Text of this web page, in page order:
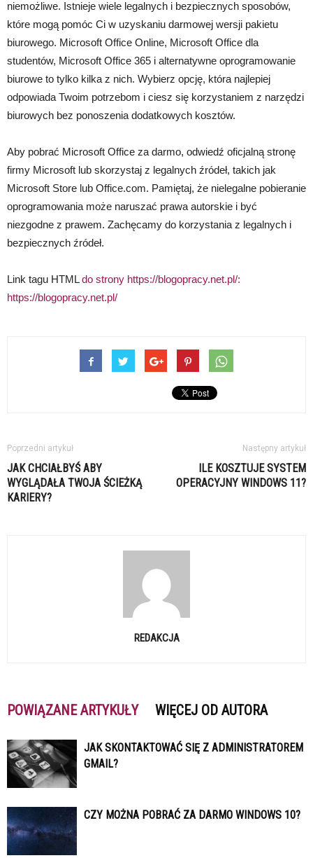
niemożliwe. Istnieje wiele legalnych i bezpiecznych sposobów,
które mogą pomóc Ci w uzyskaniu darmowej wersji pakietu
biurowego. Microsoft Office Online, Microsoft Office dla
studentów, Microsoft Office 365 i alternatywne oprogramowanie
biurowe to tylko kilka z nich. Wybierz opcję, która najlepiej
odpowiada Twoim potrzebom i ciesz się korzystaniem z narzędzi
biurowych bez ponoszenia dodatkowych kosztów.
Aby pobrać Microsoft Office za darmo, odwiedź oficjalną stronę
firmy Microsoft lub skorzystaj z legalnych źródeł, takich jak
Microsoft Store lub Office.com. Pamiętaj, że nielegalne pobieranie
oprogramowania może naruszać prawa autorskie i być
niezgodne z prawem. Zachęcamy do korzystania z legalnych i
bezpiecznych źródeł.
Link tagu HTMLdo strony https://blogopracy.net.pl/:
https://blogopracy.net.pl/
Poprzedni artykuł
JAK CHCIAŁBYŚ ABY
WYGLĄDAŁA TWOJA ŚCIEŻKĄ
KARIERY?
Następny artykuł
ILE KOSZTUJE SYSTEM
OPERACYJNY WINDOWS 11?
REDAKCJA
POWIĄZANE ARTYKUŁY WIĘCEJ OD AUTORA
JAK SKONTAKTOWAĆ SIĘ Z ADMINISTRATOREM
GMAIL?
CZY MOŻNA POBRAĆ ZA DARMO WINDOWS 10?